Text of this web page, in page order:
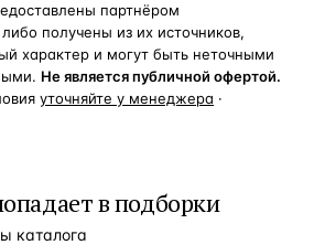
партнёром
получены из их источников,
характер и могут быть неточными
Не является публичной офертой.
уточняйте у менеджера ·
в подборки
каталога